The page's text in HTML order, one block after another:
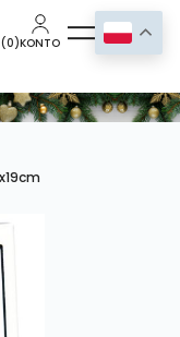
0)KONTO